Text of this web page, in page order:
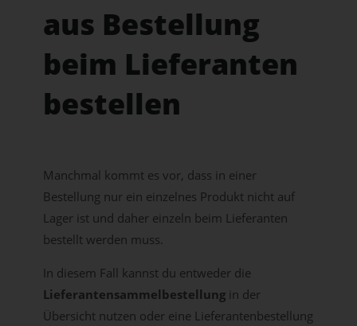
aus Bestellung
beim Lieferanten
bestellen
Manchmal kommt es vor, dass in einer
Bestellung nur ein einzelnes Produkt nicht auf
Lager ist und daher einzeln beim Lieferanten
bestellt werden muss.
In diesem Fall kannst du entweder die
Lieferantensammelbestellungin der
Übersicht nutzen oder eine Lieferantenbestellung